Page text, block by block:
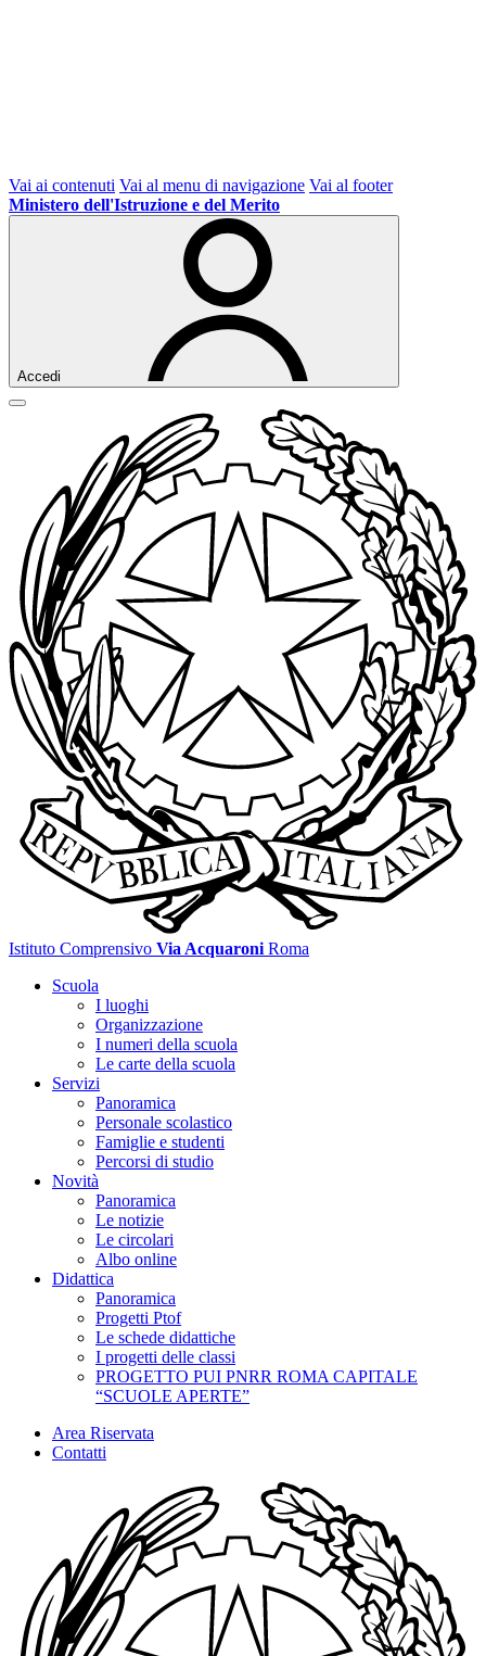
Vai ai contenuti Vai al menu di navigazione Vai al footer
Ministero dell'Istruzione e del Merito
Accedi
Istituto Comprensivo Via Acquaroni Roma
Scuola
I luoghi
Organizzazione
I numeri della scuola
Le carte della scuola
Servizi
Panoramica
Personale scolastico
Famiglie e studenti
Percorsi di studio
Novità
Panoramica
Le notizie
Le circolari
Albo online
Didattica
Panoramica
Progetti Ptof
Le schede didattiche
I progetti delle classi
PROGETTO PUI PNRR ROMA CAPITALE
“SCUOLE APERTE”
Area Riservata
Contatti